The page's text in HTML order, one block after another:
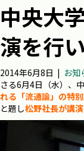
中央大
演を行
2014年6月8日 | お知
さる6月4日（水）、
れる 「流通論」の特
と題し松野社長が講演